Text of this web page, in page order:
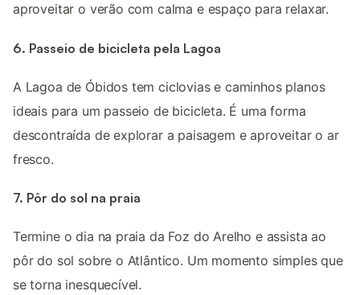
aproveitar o verão com calma e espaço para relaxar.
6. Passeio de bicicleta pela Lagoa
A Lagoa de Óbidos tem ciclovias e caminhos planos
ideais para um passeio de bicicleta. É uma forma
descontraída de explorar a paisagem e aproveitar o ar
fresco.
7. Pôr do sol na praia
Termine o dia na praia da Foz do Arelho e assista ao
pôr do sol sobre o Atlântico. Um momento simples que
se torna inesquecível.